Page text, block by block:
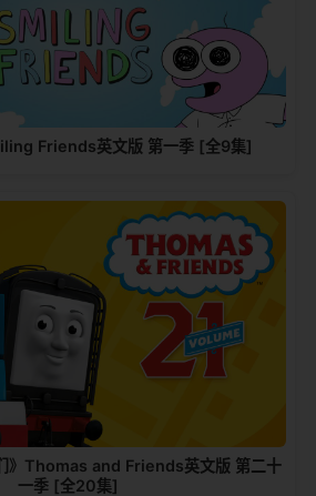
Friends英文版 第一季 [全9集]
》Thomas and Friends英文版 第二十
一季 [全20集]